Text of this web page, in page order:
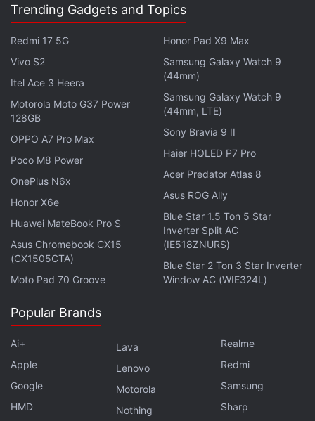
ചാറ്റ്‌ബോട്ടുകൾ ഉപയോഗിക്കുന്നത്
വിവരങ്ങളുടെ ആധികാരികതയും
നിഷ്പക്ഷതയുമാണ് പ്രധാന വെല്ലുവിളിയായി
വിക്കിപീഡിയ കാണുന്നത്. എഐ തയ്യാറാക്കുന്ന
ഉള്ളടക്കം പലപ്പോഴും യഥാർത്ഥ അർത്ഥത്തിൽ മാറ്റം
വരുത്താനോ തെറ്റായ വിവരങ്ങൾ (Hallucinations)
നൽകാനോ സാധ്യതയുണ്ട്. ലേഖനങ്ങളുടെ
ഗുണനിലവാരത്തിനും കൃത്യതയ്ക്കും വലിയ
പ്രാധാന്യം നൽകുന്നതിനാലാണ് വിക്കിപീഡിയ
ഇത്തരമൊരു തീരുമാനമെടുത്തത്.
എങ്കിലും എഡിറ്റർമാർക്കായി രണ്ട് പ്രധാന
ഇളവുകൾ വിക്കിപീഡിയ അനുവദിച്ചിട്ടുണ്ട്.
ആദ്യത്തേത്, തങ്ങൾ എഴുതിയ ലേഖനങ്ങളിലെ
അക്ഷരത്തെറ്റുകളോ വ്യാകരണ പിശകുകളോ
തിരുത്താൻ (Copyedits) എഐ ടൂളുകളുടെ
സഹായം തേടാം. എന്നാൽ എഐ സ്വന്തമായി
പുതിയ വിവരങ്ങൾ കൂട്ടിച്ചേർക്കാൻ പാടില്ലെന്നും
വിവരങ്ങൾ പേജിൽ ഉൾപ്പെടുത്തുന്നതിന് മുൻപ്
Trending Gadgets and Topics
Redmi 17 5G
Vivo S2
Itel Ace 3 Heera
Motorola Moto G37 Power
128GB
OPPO A7 Pro Max
Poco M8 Power
OnePlus N6x
Honor X6e
Huawei MateBook Pro S
Asus Chromebook CX15
(CX1505CTA)
Moto Pad 70 Groove
Honor Pad X9 Max
Samsung Galaxy Watch 9
(44mm)
Samsung Galaxy Watch 9
(44mm, LTE)
Sony Bravia 9 II
Haier HQLED P7 Pro
Acer Predator Atlas 8
Asus ROG Ally
Blue Star 1.5 Ton 5 Star
Inverter Split AC
(IE518ZNURS)
Blue Star 2 Ton 3 Star Inverter
Window AC (WIE324L)
Popular Brands
Ai+
Apple
Google
HMD
Lava
Lenovo
Motorola
Nothing
Realme
Redmi
Samsung
Sharp